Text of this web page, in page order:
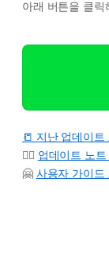
아래 버튼을 클릭
📒 지난 업데이트
👉🏻 업데이트 노트
🤗 사용자 가이드